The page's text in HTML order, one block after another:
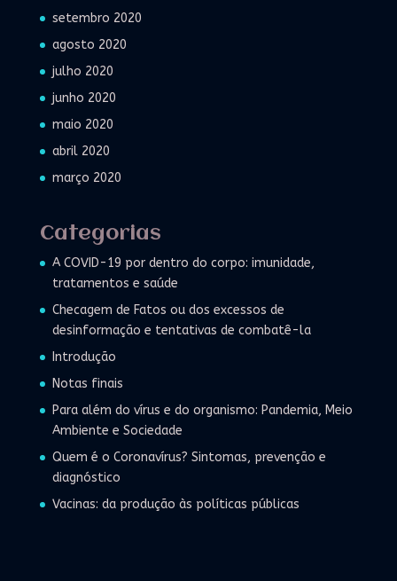
setembro 2020
agosto 2020
julho 2020
junho 2020
maio 2020
abril 2020
março 2020
Categorias
A COVID-19 por dentro do corpo: imunidade,
tratamentos e saúde
Checagem de Fatos ou dos excessos de
desinformação e tentativas de combatê-la
Introdução
Notas finais
Para além do vírus e do organismo: Pandemia, Meio
Ambiente e Sociedade
Quem é o Coronavírus? Sintomas, prevenção e
diagnóstico
Vacinas: da produção às políticas públicas